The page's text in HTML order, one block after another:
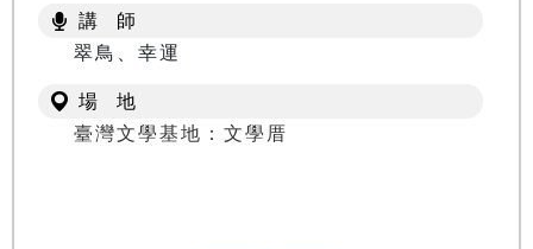
講 師
翠鳥、幸運
場 地
臺灣文學基地：文學厝